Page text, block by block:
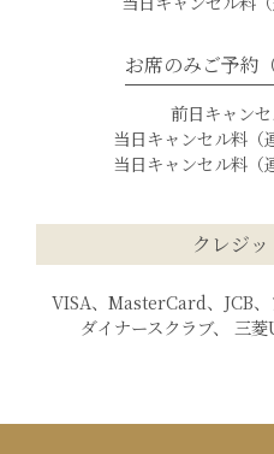
お席のみご予約
前日キャン
当日キャンセル料（
当日キャンセル料（
クレジ
VISA、MasterCard、JCB、
ダイナースクラブ、 三